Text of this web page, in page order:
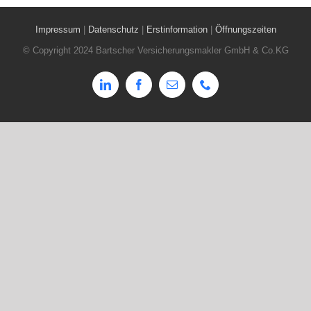
Impressum Datenschutz Erstinformation| Öffnungszeiten
© Copyright 2024 Bartscher Versicherungsmakler GmbH & Co.KG
LinkedIn Facebook
E-
Mail
Phone